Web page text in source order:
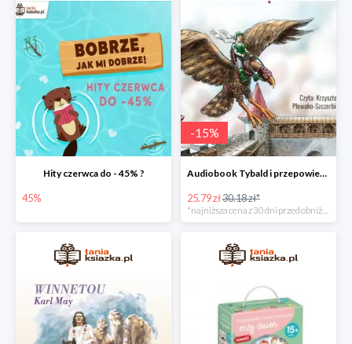
Hity czerwca do - 45% ?
45%
-15%
Audiobook Tybald i przepowiednia Studni Praprzodków
25.79 zł30.18 zł*
*najniższa cena z 30 dni przed obniżką